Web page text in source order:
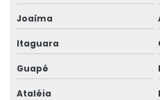
Joaíma
Itaguara
Guapé
Ataléia